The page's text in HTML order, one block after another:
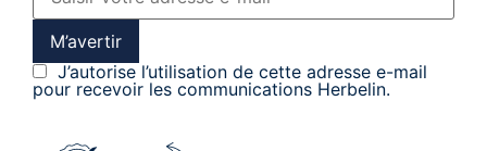
M’avertir
J’autorise l’utilisation de cette adresse e-mail
pour recevoir les communications Herbelin.